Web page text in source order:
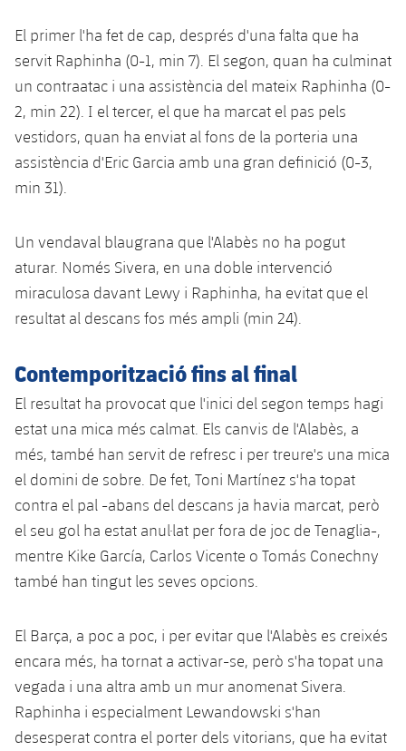
Història
Palmarès
Aleví
Femení
Agenda
Actualitat
Calendari
Classificació
Hockey gel
plusicon
més
Actualitat
Jugadors
Resultats
Classificació
Hoquei herba
plusicon
més
Notícies
Hockey Herba Femení
Patinatge artístic
plusicon
més
Plantilla
Agenda
plusicon
més
Actualitat
Calendari
Resultats
Classificació
Fotos
plusicon
més
Voleibol masculí
Voleibol femení
Apunta't a les amateurs
Carnet de l'Esportista Amateur
PLUSICON
MÉS
League of Legends
VALORANT Rising
VALORANT Game Changers
eFootball
El primer l'ha fet de cap, després d'una falta que ha
servit Raphinha (0-1, min 7). El segon, quan ha culminat
un contraatac i una assistència del mateix Raphinha (0-
2, min 22). I el tercer, el que ha marcat el pas pels
vestidors, quan ha enviat al fons de la porteria una
assistència d'Eric Garcia amb una gran definició (0-3,
min 31).
Un vendaval blaugrana que l'Alabès no ha pogut
aturar. Només Sivera, en una doble intervenció
miraculosa davant Lewy i Raphinha, ha evitat que el
resultat al descans fos més ampli (min 24).
Contemporització fins al final
El resultat ha provocat que l'inici del segon temps hagi
estat una mica més calmat. Els canvis de l'Alabès, a
més, també han servit de refresc i per treure's una mica
el domini de sobre. De fet, Toni Martínez s'ha topat
contra el pal -abans del descans ja havia marcat, però
el seu gol ha estat anul·lat per fora de joc de Tenaglia-,
mentre Kike García, Carlos Vicente o Tomás Conechny
també han tingut les seves opcions.
El Barça, a poc a poc, i per evitar que l'Alabès es creixés
encara més, ha tornat a activar-se, però s'ha topat una
vegada i una altra amb un mur anomenat Sivera.
Raphinha i especialment Lewandowski s'han
desesperat contra el porter dels vitorians, que ha evitat